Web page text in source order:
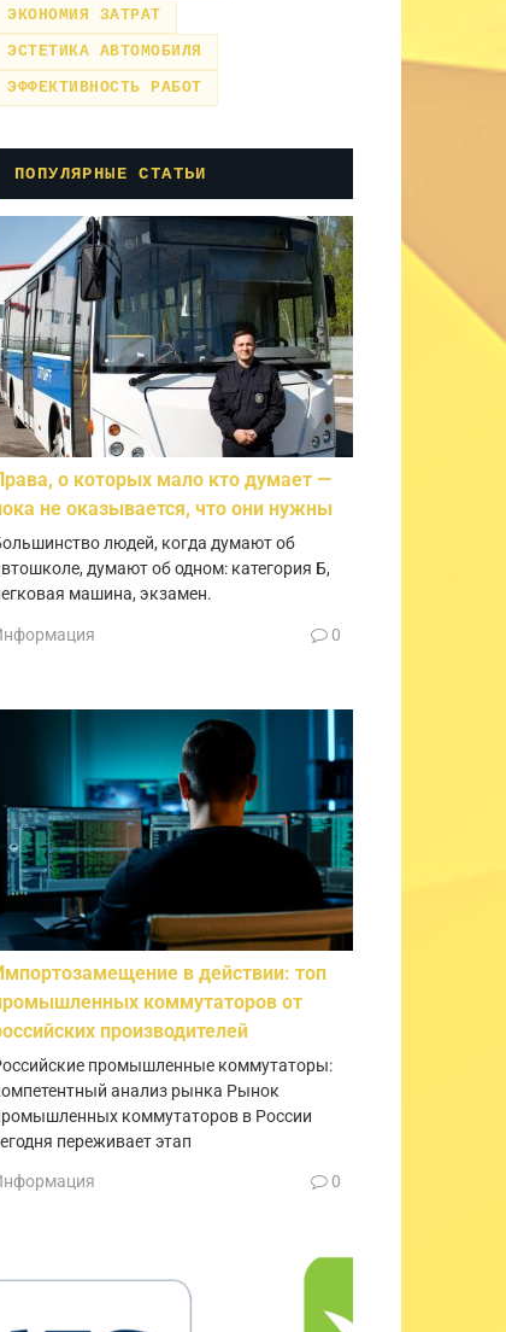
ЭКОНОМИЯ ЗАТРАТ
ЭСТЕТИКА АВТОМОБИЛЯ
ЭФФЕКТИВНОСТЬ РАБОТ
ПОПУЛЯРНЫЕ СТАТЬИ
о которых мало кто думает —
не оказывается, что они нужны
людей, когда думают об
думают об одном: категория Б,
машина, экзамен.
0
в действии: топ
коммутаторов от
производителей
промышленные коммутаторы:
анализ рынка Рынок
коммутаторов в России
переживает этап
0